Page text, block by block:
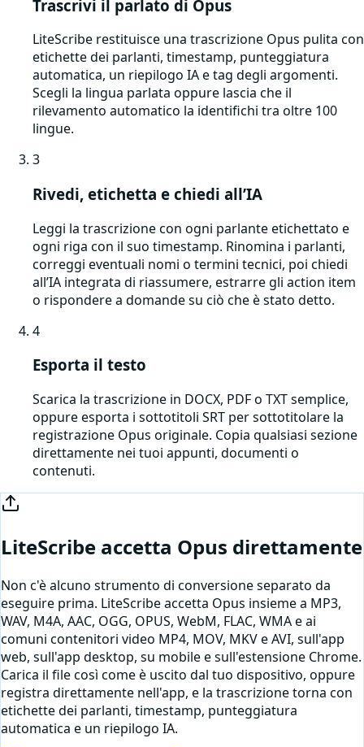
Trascrivi il parlato di Opus
LiteScribe restituisce una trascrizione Opus pulita con
etichette dei parlanti, timestamp, punteggiatura
automatica, un riepilogo IA e tag degli argomenti.
Scegli la lingua parlata oppure lascia che il
rilevamento automatico la identifichi tra oltre 100
lingue.
3
Rivedi, etichetta e chiedi all’IA
Leggi la trascrizione con ogni parlante etichettato e
ogni riga con il suo timestamp. Rinomina i parlanti,
correggi eventuali nomi o termini tecnici, poi chiedi
all’IA integrata di riassumere, estrarre gli action item
o rispondere a domande su ciò che è stato detto.
4
Esporta il testo
Scarica la trascrizione in DOCX, PDF o TXT semplice,
oppure esporta i sottotitoli SRT per sottotitolare la
registrazione Opus originale. Copia qualsiasi sezione
direttamente nei tuoi appunti, documenti o
contenuti.
LiteScribe accetta Opus direttamente
Non c'è alcuno strumento di conversione separato da
eseguire prima. LiteScribe accetta Opus insieme a MP3,
WAV, M4A, AAC, OGG, OPUS, WebM, FLAC, WMA e ai
comuni contenitori video MP4, MOV, MKV e AVI, sull'app
web, sull'app desktop, su mobile e sull'estensione Chrome.
Carica il file così come è uscito dal tuo dispositivo, oppure
registra direttamente nell'app, e la trascrizione torna con
etichette dei parlanti, timestamp, punteggiatura
automatica e un riepilogo IA.